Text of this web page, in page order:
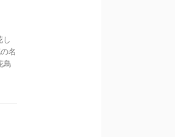
し
名
鳥